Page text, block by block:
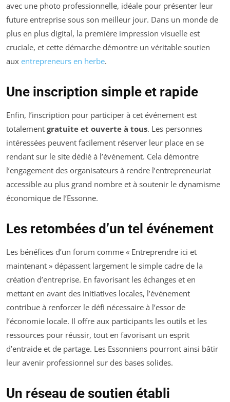
avec une photo professionnelle, idéale pour présenter leur
future entreprise sous son meilleur jour. Dans un monde de
plus en plus digital, la première impression visuelle est
cruciale, et cette démarche démontre un véritable soutien
aux entrepreneurs en herbe.
Une inscription simple et rapide
Enfin, l’inscription pour participer à cet événement est
totalement gratuite et ouverte à tous. Les personnes
intéressées peuvent facilement réserver leur place en se
rendant sur le site dédié à l’événement. Cela démontre
l’engagement des organisateurs à rendre l’entrepreneuriat
accessible au plus grand nombre et à soutenir le dynamisme
économique de l’Essonne.
Les retombées d’un tel événement
Les bénéfices d’un forum comme « Entreprendre ici et
maintenant » dépassent largement le simple cadre de la
création d’entreprise. En favorisant les échanges et en
mettant en avant des initiatives locales, l’événement
contribue à renforcer le défi nécessaire à l’essor de
l’économie locale. Il offre aux participants les outils et les
ressources pour réussir, tout en favorisant un esprit
d’entraide et de partage. Les Essonniens pourront ainsi bâtir
leur avenir professionnel sur des bases solides.
Un réseau de soutien établi